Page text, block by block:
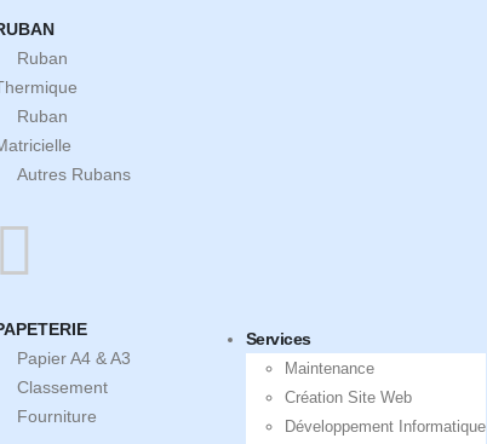
Ruban
Ruban
Autres Rubans
Papier A4 & A3
Classement
Fourniture
Services
Maintenance
Création Site Web
Développement Informatique